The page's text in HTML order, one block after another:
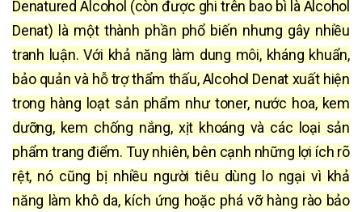
Denatured Alcohol (còn được ghi trên bao bì là Alcohol
Denat) là một thành phần phổ biến nhưng gây nhiều
tranh luận. Với khả năng làm dung môi, kháng khuẩn,
bảo quản và hỗ trợ thẩm thấu, Alcohol Denat xuất hiện
trong hàng loạt sản phẩm như toner, nước hoa, kem
dưỡng, kem chống nắng, xịt khoáng và các loại sản
phẩm trang điểm. Tuy nhiên, bên cạnh những lợi ích rõ
rệt, nó cũng bị nhiều người tiêu dùng lo ngại vì khả
năng làm khô da, kích ứng hoặc phá vỡ hàng rào bảo